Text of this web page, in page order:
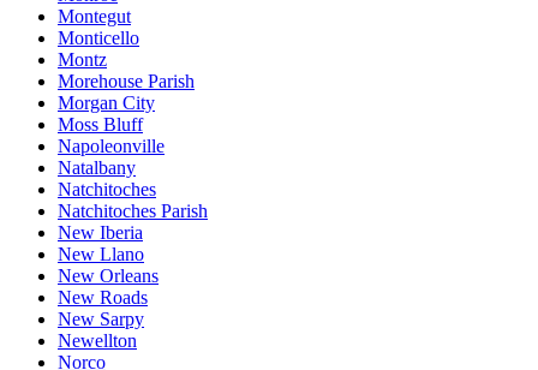
Montegut
Monticello
Montz
Morehouse Parish
Morgan City
Moss Bluff
Napoleonville
Natalbany
Natchitoches
Natchitoches Parish
New Iberia
New Llano
New Orleans
New Roads
New Sarpy
Newellton
Norco